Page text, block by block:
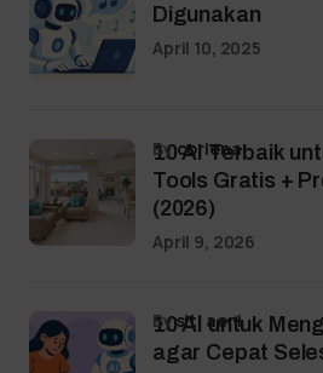
Digunakan
April 10, 2025
10 AI Terbaik
Tools Gratis +
(2026)
bycoriena
April 9, 2026
10 AI untuk
agar Cepat
bysiti aeni